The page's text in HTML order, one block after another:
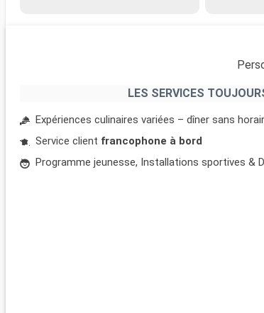
LES SERVICES
Expériences culinaires variées – dîner sans
Service client francophone à bord
Programme jeunesse, Installations sportives &